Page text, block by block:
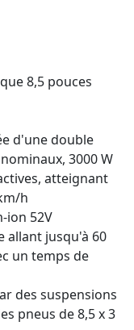
8,5 pouces
d'une double
3000 W
atteignant
h
ion 52V
allant jusqu'à 60
un temps de
des suspensions
pneus de 8,5 x 3